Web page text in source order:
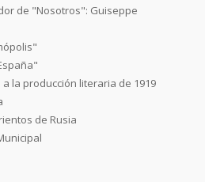
de "Nosotros": Guiseppe
la producción literaria de 1919
de Rusia